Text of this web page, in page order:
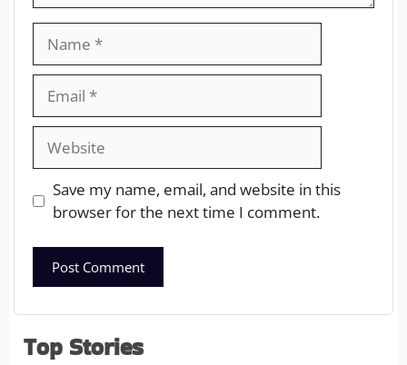
Save my name, email, and website in this
browser for the next time I comment.
Top Stories